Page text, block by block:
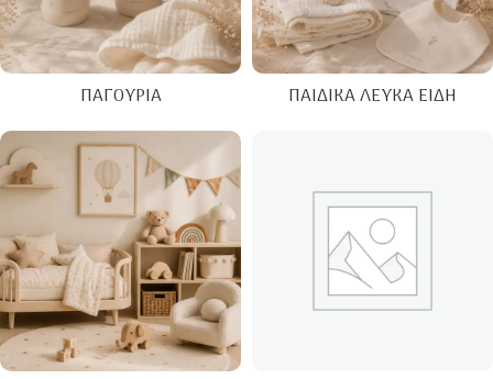
ΠΑΓΟΎΡΙΑ ΠΑΙΔΙΚΆ ΛΕΥΚΆ ΕΊΔΗ